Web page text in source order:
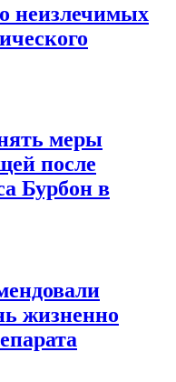
неизлечимых
меры
после
Бурбон в
жизненно